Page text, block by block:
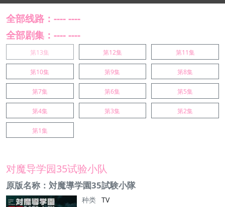
全部线路：---- ----
全部剧集：---- ----
第13集 第12集 第11集
第10集 第9集 第8集
第7集 第6集 第5集
第4集 第3集 第2集
第1集
对魔导学园35试验小队
原版名称：対魔導学園35試験小隊
种类 TV